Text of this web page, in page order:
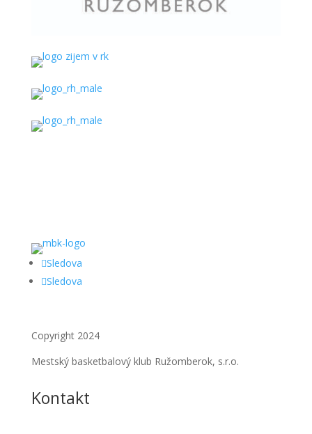
Sledova
Sledova
Copyright 2024
Mestský basketbalový klub Ružomberok, s.r.o.
Kontakt